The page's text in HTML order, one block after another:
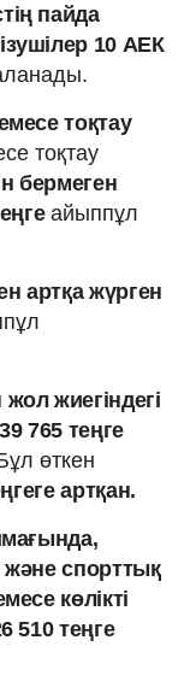
пайда
10 АЕК
тоқтау
тоқтау
бермеген
айыппұл
артқа жүрген
жиегіндегі
765 теңге
өткен
артқан.
және спорттық
көлікті
510 теңге